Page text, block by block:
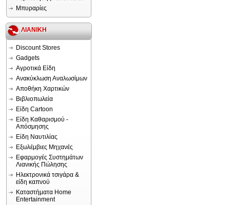
Μπυραρίες
ΛΙΑΝΙΚΗ
Discount Stores
Gadgets
Αγροτικά Είδη
Ανακύκλωση Αναλωσίμων
Αποθήκη Χαρτικών
Βιβλιοπωλεία
Είδη Cartoon
Είδη Καθαρισμού -
Απόσμησης
Είδη Ναυτιλίας
Εξωλέμβιες Μηχανές
Εφαρμογές Συστημάτων
Λιανικής Πώλησης
Ηλεκτρονικά τσιγάρα &
είδη καπνού
Καταστήματα Home
Entertainment